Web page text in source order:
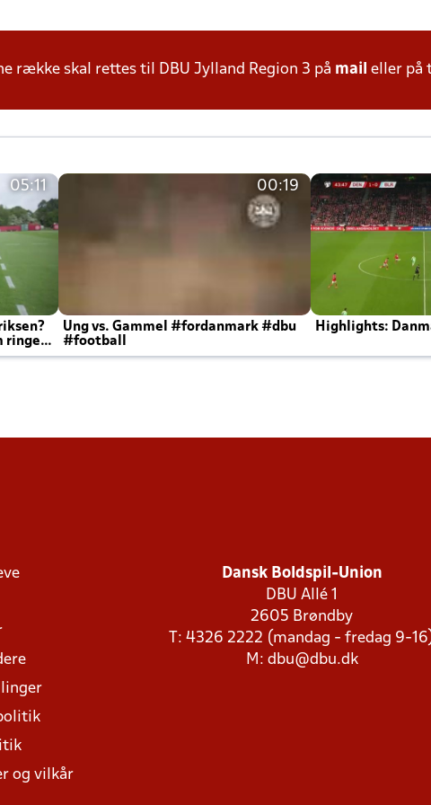
række skal rettes til DBU Jylland Region 3 på mail eller på
05:11
ringer
00:19
Ung vs. Gammel #fordanmark #dbu
#football
Highlights:
og vilkår
Dansk Boldspil-Union
DBU Allé 1
2605 Brøndby
T: 4326 2222 (mandag - fredag 9-
M: dbu@dbu.dk